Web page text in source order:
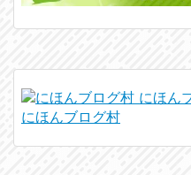
にほんブログ村